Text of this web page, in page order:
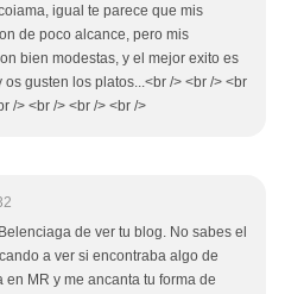
igual te parece que mis
de poco alcance, pero mis
bien modestas, y el mejor exito es
os gusten los platos...<br /> <br /> <br
/> <br /> <br /> <br />
de ver tu blog. No sabes el
a ver si encontraba algo de
en MR y me ancanta tu forma de